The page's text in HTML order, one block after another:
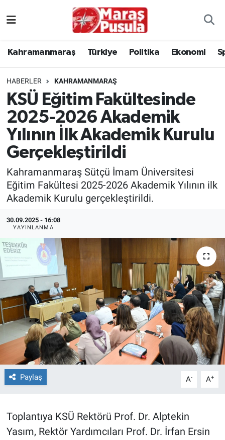
Kahramanmaraş Türkiye Politika Ekonomi
HABERLER KAHRAMANMARAŞ
KSÜ Eğitim Fakültesinde
2025-2026 Akademik
Yılının İlk Akademik Kurulu
Gerçekleştirildi
Kahramanmaraş Sütçü İmam Üniversitesi
Eğitim Fakültesi 2025-2026 Akademik Yılının ilk
Akademik Kurulu gerçekleştirildi.
30.09.2025 - 16:08
YAYINLANMA
Paylaş A- A+
Toplantıya KSÜ Rektörü Prof. Dr. Alptekin
Yasım, Rektör Yardımcıları Prof. Dr. İrfan Ersin
Türkiye
Politika
Ekonomi
Kültür Sanat
Sağlık
TEKNOLOJİ
İlçeler
MAGAZİN
Bilim, Teknoloji
ASAYİŞ
HABERDE İNSAN
İstanbul Namaz Vakitleri
İstanbul Trafik Yoğunluk Haritası
Süper Lig Puan Durumu ve Fikstür
Tüm Manşetler
Son Dakika Haberleri
Haber Arşivi